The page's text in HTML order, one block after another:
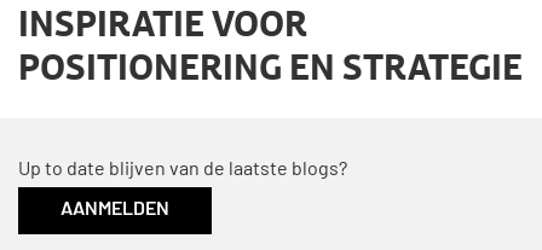
INSPIRATIE VOOR
POSITIONERING EN STRATEGIE
Up to date blijven van de laatste blogs?
AANMELDEN